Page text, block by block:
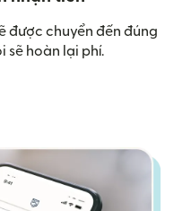
được chuyển đến đúng
sẽ hoàn lại phí.